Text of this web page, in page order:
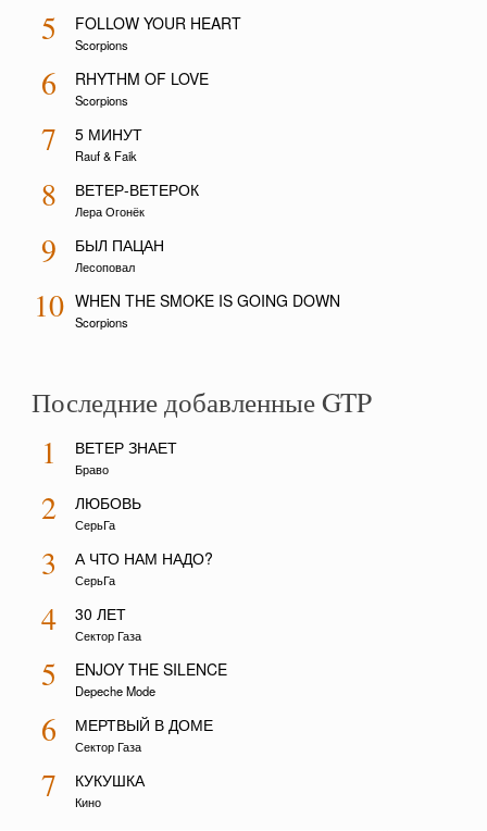
5 FOLLOW YOUR HEART
Scorpions
6 RHYTHM OF LOVE
Scorpions
7 5 МИНУТ
Rauf & Faik
8 ВЕТЕР-ВЕТЕРОК
Лера Огонёк
9 БЫЛ ПАЦАН
Лесоповал
10 WHEN THE SMOKE IS GOING DOWN
Scorpions
Последние добавленные GTP
1 ВЕТЕР ЗНАЕТ
Браво
2 ЛЮБОВЬ
СерьГа
3 А ЧТО НАМ НАДО?
СерьГа
4 30 ЛЕТ
Сектор Газа
5 ENJOY THE SILENCE
Depeche Mode
6 МЕРТВЫЙ В ДОМЕ
Сектор Газа
7 КУКУШКА
Кино